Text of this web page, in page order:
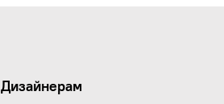
Дизайнерам